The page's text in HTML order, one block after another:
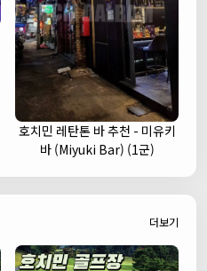
호치민 레탄톤 바 추천 - 미유키
바 (Miyuki Bar) (1군)
더보기